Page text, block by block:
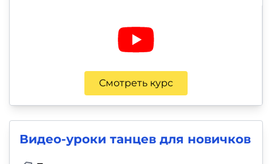
Смотреть курс
Видео-уроки танцев для новичков